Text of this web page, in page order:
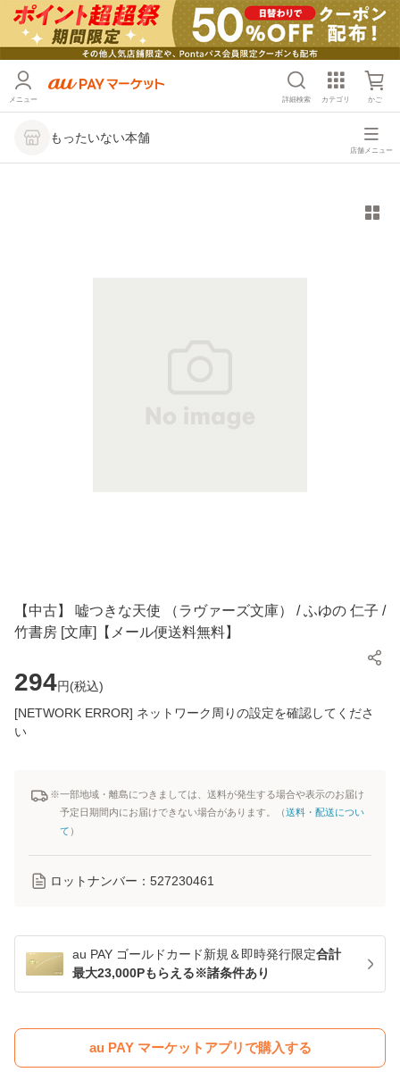
メニュー 詳細検索 カテゴリ かご
もったいない本舗
店舗メニュー
【中古】 嘘つきな天使 （ラヴァーズ文庫） / ふゆの 仁子 /
竹書房 [文庫]【メール便送料無料】
294円(税込)
[NETWORK ERROR] ネットワーク周りの設定を確認してくださ
い
※一部地域・離島につきましては、送料が発生する場合や表示のお届け
予定日期間内にお届けできない場合があります。（送料・配送につい
て ）
ロットナンバー： 527230461
au PAY ゴールドカード新規＆即時発行限定合計
最大23,000Pもらえる※諸条件あり
au PAY マーケットアプリで購入する